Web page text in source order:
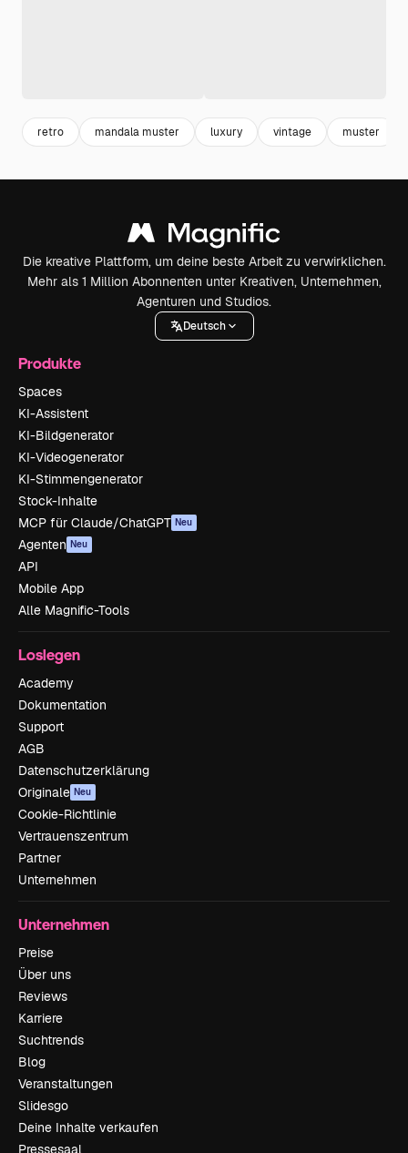
retro mandala muster luxury vintage muster
Die kreative Plattform, um deine beste Arbeit zu verwirklichen.
Mehr als 1 Million Abonnenten unter Kreativen, Unternehmen,
Agenturen und Studios.
Deutsch
Produkte
Spaces
KI-Assistent
KI-Bildgenerator
KI-Videogenerator
KI-Stimmengenerator
Stock-Inhalte
MCP für Claude/ChatGPT Neu
Agenten Neu
API
Mobile App
Alle Magnific-Tools
Loslegen
Academy
Dokumentation
Support
AGB
Datenschutzerklärung
Originale Neu
Cookie-Richtlinie
Vertrauenszentrum
Partner
Unternehmen
Unternehmen
Preise
Über uns
Reviews
Karriere
Suchtrends
Blog
Veranstaltungen
Slidesgo
Deine Inhalte verkaufen
Pressesaal